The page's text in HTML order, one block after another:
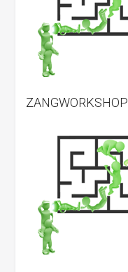
ZANGWORKSHOP